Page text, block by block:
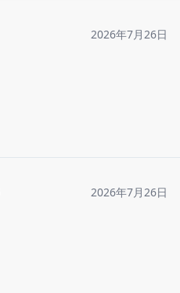
2026年7月26日
2026年7月26日